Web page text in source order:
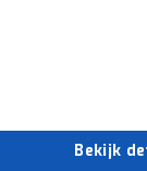
Bekijk